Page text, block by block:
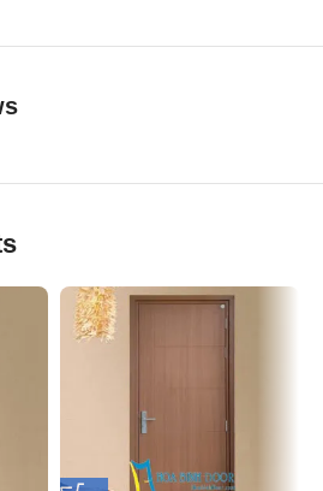
Composite:
xay mịn với hạt nhựa PVC.
hảo giữa ưu điểm của gỗ về độ
về độ chịu nước.
gỗ khác nhau.
theo khuôn có sẵn và được khắc